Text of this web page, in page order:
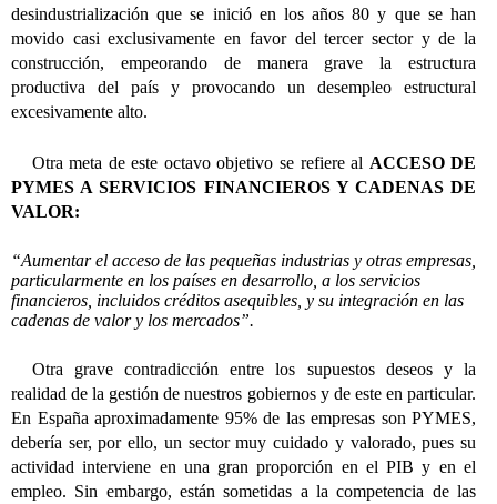
desindustrialización que se inició en los años 80 y que se han
movido casi exclusivamente en favor del tercer sector y de la
construcción, empeorando de manera grave la estructura
productiva del país y provocando un desempleo estructural
excesivamente alto.
Otra meta de este octavo objetivo se refiere al ACCESO DE
PYMES A SERVICIOS FINANCIEROS Y CADENAS DE
VALOR:
“Aumentar el acceso de las pequeñas industrias y otras empresas,
particularmente en los países en desarrollo, a los servicios
financieros, incluidos créditos asequibles, y su integración en las
cadenas de valor y los mercados”.
Otra grave contradicción entre los supuestos deseos y la
realidad de la gestión de nuestros gobiernos y de este en particular.
En España aproximadamente 95% de las empresas son PYMES,
debería ser, por ello, un sector muy cuidado y valorado, pues su
actividad interviene en una gran proporción en el PIB y en el
empleo. Sin embargo, están sometidas a la competencia de las